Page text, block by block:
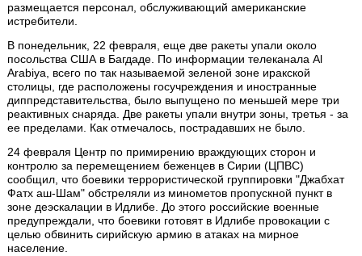
размещается персонал, обслуживающий американские
истребители.
В понедельник, 22 февраля, еще две ракеты упали около
посольства США в Багдаде. По информации телеканала Al
Arabiya, всего по так называемой зеленой зоне иракской
столицы, где расположены госучреждения и иностранные
диппредставительства, было выпущено по меньшей мере три
реактивных снаряда. Две ракеты упали внутри зоны, третья - за
ее пределами. Как отмечалось, пострадавших не было.
24 февраля Центр по примирению враждующих сторон и
контролю за перемещением беженцев в Сирии (ЦПВС)
сообщил, что боевики террористической группировки "Джабхат
Фатх аш-Шам" обстреляли из минометов пропускной пункт в
зоне деэскалации в Идлибе. До этого российские военные
предупреждали, что боевики готовят в Идлибе провокации с
целью обвинить сирийскую армию в атаках на мирное
население.